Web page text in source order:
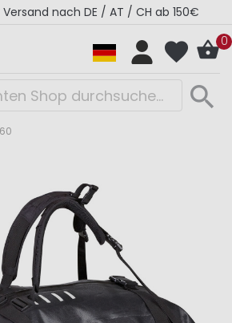
Versand nach DE / AT / CH ab 150€
0